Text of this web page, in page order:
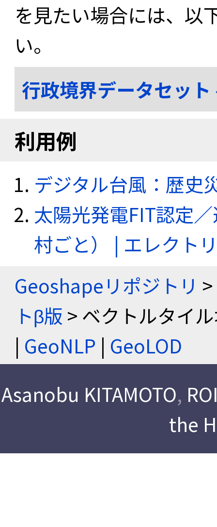
を見たい場合には、以
い。
行政境界データセッ
利用例
デジタル台風：歴史
太陽光発電FIT認定
村ごと） | エレクト
Geoshapeリポジトリ >
トβ版 > ベクトルタイ
| GeoNLP | GeoLOD
Asanobu KITAMOTO,
the